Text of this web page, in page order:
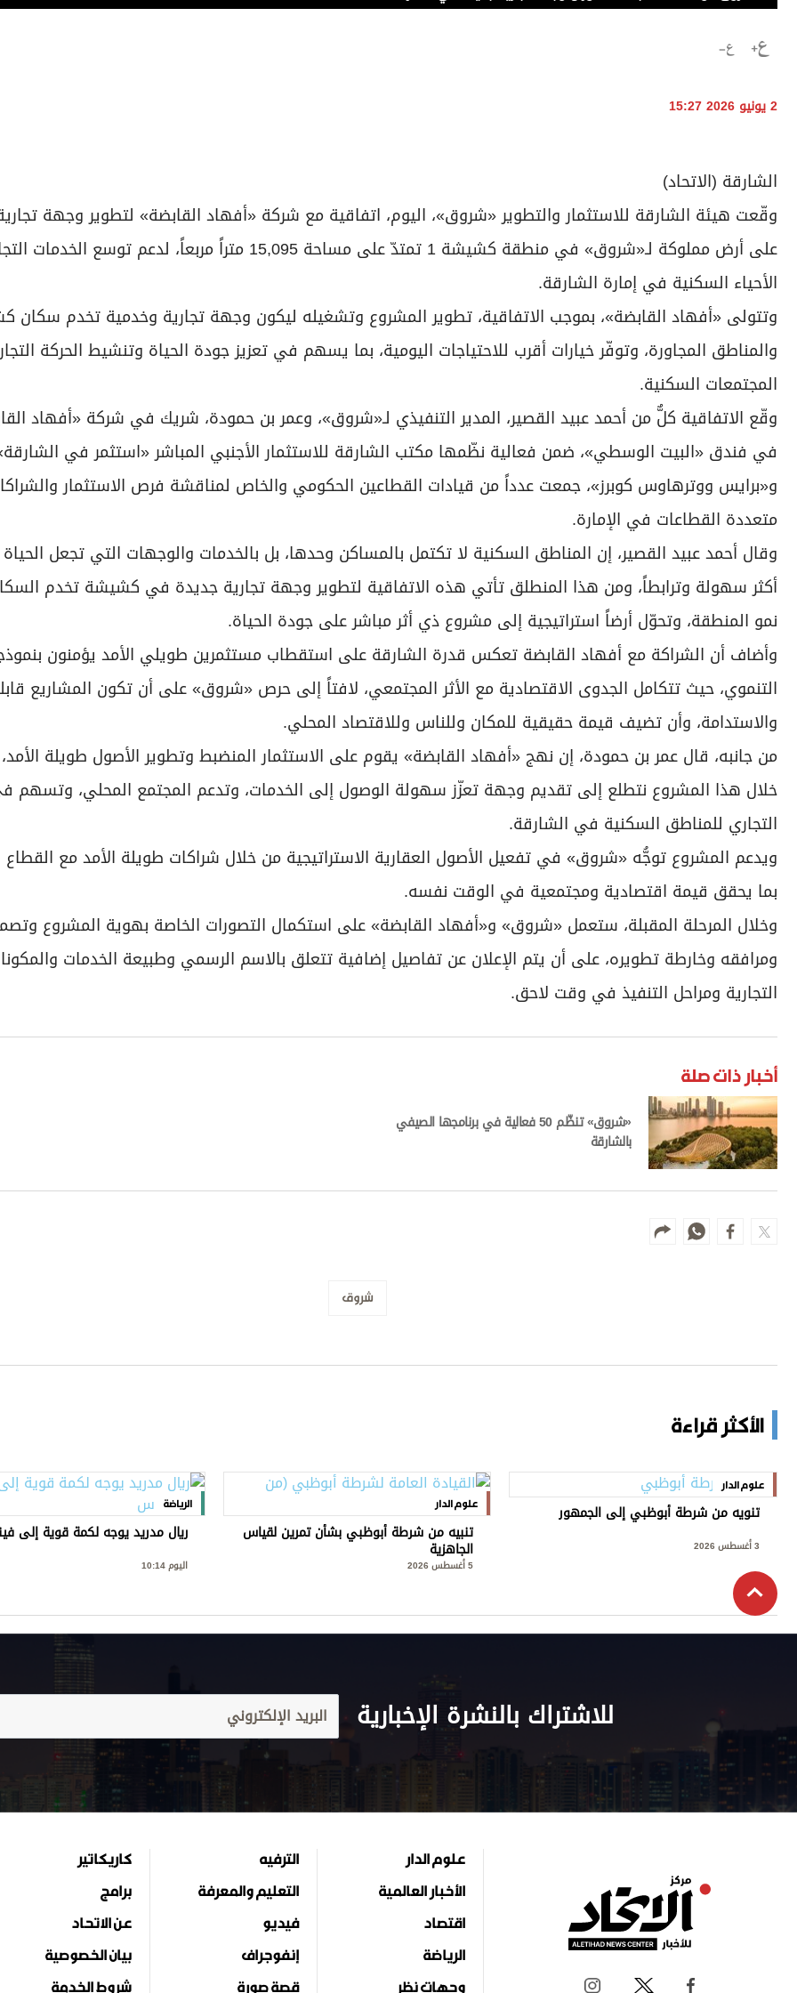
2 يونيو 2026 15:27
الشارقة (الاتحاد)
وقّعت هيئة الشارقة للاستثمار والتطوير «شروق»، اليوم، اتفاقية مع شركة «أفهاد القابضة» لتطوير وجهة
على أرض مملوكة لـ«شروق» في منطقة كشيشة 1 تمتدّ على مساحة 15,095 متراً مربعاً، لدعم
الأحياء السكنية في إمارة الشارقة.
وتتولى «أفهاد القابضة»، بموجب الاتفاقية، تطوير المشروع وتشغيله ليكون وجهة تجارية وخدمية تخدم سكان
والمناطق المجاورة، وتوفّر خيارات أقرب للاحتياجات اليومية، بما يسهم في تعزيز جودة الحياة وتنشيط الحركة
المجتمعات السكنية.
وقّع الاتفاقية كلٌّ من أحمد عبيد القصير، المدير التنفيذي لـ«شروق»، وعمر بن حمودة، شريك في شركة «أفهاد
في فندق «البيت الوسطي»، ضمن فعالية نظّمها مكتب الشارقة للاستثمار الأجنبي المباشر «استثمر في
و«برايس ووترهاوس كوبرز»، جمعت عدداً من قيادات القطاعين الحكومي والخاص لمناقشة فرص الاستثمار
متعددة القطاعات في الإمارة.
وقال أحمد عبيد القصير، إن المناطق السكنية لا تكتمل بالمساكن وحدها، بل بالخدمات والوجهات التي تجعل الحياة
أكثر سهولة وترابطاً، ومن هذا المنطلق تأتي هذه الاتفاقية لتطوير وجهة تجارية جديدة في كشيشة تخدم
نمو المنطقة، وتحوّل أرضاً استراتيجية إلى مشروع ذي أثر مباشر على جودة الحياة.
وأضاف أن الشراكة مع أفهاد القابضة تعكس قدرة الشارقة على استقطاب مستثمرين طويلي الأمد يؤمنون
التنموي، حيث تتكامل الجدوى الاقتصادية مع الأثر المجتمعي، لافتاً إلى حرص «شروق» على أن تكون المشاريع
والاستدامة، وأن تضيف قيمة حقيقية للمكان وللناس وللاقتصاد المحلي.
من جانبه، قال عمر بن حمودة، إن نهج «أفهاد القابضة» يقوم على الاستثمار المنضبط وتطوير الأصول طويلة
خلال هذا المشروع نتطلع إلى تقديم وجهة تعزّز سهولة الوصول إلى الخدمات، وتدعم المجتمع المحلي، وتسهم
التجاري للمناطق السكنية في الشارقة.
ويدعم المشروع توجُّه «شروق» في تفعيل الأصول العقارية الاستراتيجية من خلال شراكات طويلة الأمد مع القطاع
بما يحقق قيمة اقتصادية ومجتمعية في الوقت نفسه.
وخلال المرحلة المقبلة، ستعمل «شروق» و«أفهاد القابضة» على استكمال التصورات الخاصة بهوية المشروع
ومرافقه وخارطة تطويره، على أن يتم الإعلان عن تفاصيل إضافية تتعلق بالاسم الرسمي وطبيعة الخدمات
التجارية ومراحل التنفيذ في وقت لاحق.
أخبار ذات صلة
«شروق» تنظّم 50 فعالية في برنامجها الصيفي
بالشارقة
شروق
الأكثر قراءة
علوم الدار
تنويه من شرطة أبوظبي إلى الجمهور
3 أغسطس 2026
علوم الدار
تنبيه من شرطة أبوظبي بشأن تمرين لقياس
الجاهزية
5 أغسطس 2026
الرياضة
ريال مدريد يوجه لكمة قوية إلى
اليوم 10:14
للاشتراك بالنشرة الإخبارية
علوم الدار
الأخبار العالمية
اقتصاد
الرياضة
وجهات نظر
الترفيه
التعليم والمعرفة
فيديو
إنفوجراف
قصة صورة
كاريكاتير
برامج
عن الاتحاد
بيان الخصوصية
شروط الخدمة